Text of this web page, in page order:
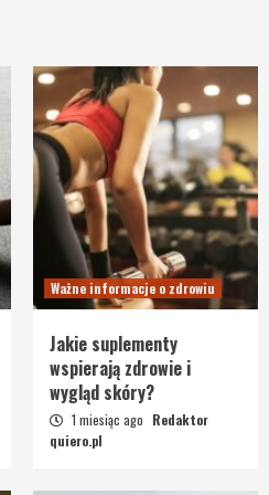
Ważne informacje o zdrowiu
Jakie suplementy
wspierają zdrowie i
wygląd skóry?
1 miesiąc ago Redaktor
quiero.pl